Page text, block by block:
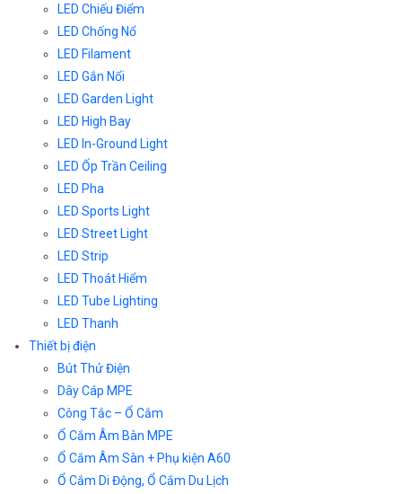
LED Chiếu Điểm
LED Chống Nổ
LED Filament
LED Gắn Nổi
LED Garden Light
LED High Bay
LED In-Ground Light
LED Ốp Trần Ceiling
LED Pha
LED Sports Light
LED Street Light
LED Strip
LED Thoát Hiểm
LED Tube Lighting
LED Thanh
Thiết bị điện
Bút Thử Điện
Dây Cáp MPE
Công Tắc – Ổ Cắm
Ổ Cắm Âm Bàn MPE
Ổ Cắm Âm Sàn + Phụ kiện A60
Ổ Cắm Di Động, Ổ Cắm Du Lịch